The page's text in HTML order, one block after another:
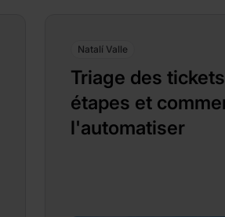
Natalí Valle
Triage des
étapes et
l'automatiser